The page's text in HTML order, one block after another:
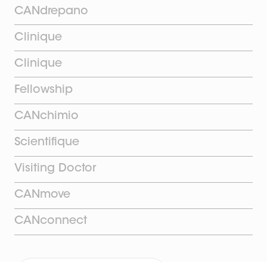
CANdrepano
Clinique
Clinique
Fellowship
CANchimio
Scientifique
Visiting Doctor
CANmove
CANconnect